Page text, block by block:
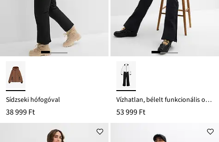
Sídzseki hófogóval
38 999 Ft
Vízhatlan, bélelt funkcionális overál
53 999 Ft